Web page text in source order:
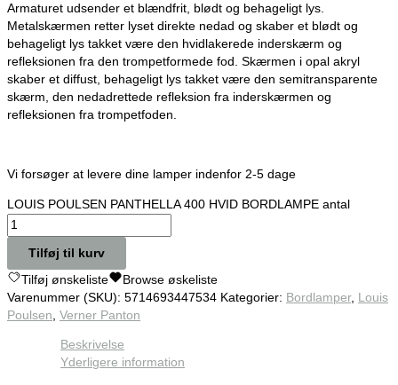
Armaturet udsender et blændfrit, blødt og behageligt lys.
Metalskærmen retter lyset direkte nedad og skaber et blødt og
behageligt lys takket være den hvidlakerede inderskærm og
refleksionen fra den trompetformede fod. Skærmen i opal akryl
skaber et diffust, behageligt lys takket være den semitransparente
skærm, den nedadrettede refleksion fra inderskærmen og
refleksionen fra trompetfoden.
Vi forsøger at levere dine lamper indenfor 2-5 dage
LOUIS POULSEN PANTHELLA 400 HVID BORDLAMPE antal
Tilføj til kurv
Tilføj ønskeliste Browse øskeliste
Varenummer (SKU): 5714693447534 Kategorier: Bordlamper,
Louis
Poulsen Verner Panton
Beskrivelse
Yderligere information